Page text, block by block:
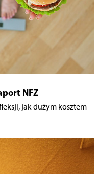
NFZ
jak dużym kosztem